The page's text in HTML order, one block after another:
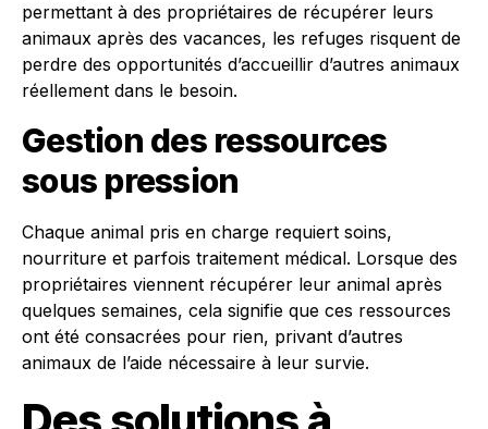
permettant à des propriétaires de récupérer leurs
animaux après des vacances, les refuges risquent de
perdre des opportunités d’accueillir d’autres animaux
réellement dans le besoin.
Gestion des ressources
sous pression
Chaque animal pris en charge requiert soins,
nourriture et parfois traitement médical. Lorsque des
propriétaires viennent récupérer leur animal après
quelques semaines, cela signifie que ces ressources
ont été consacrées pour rien, privant d’autres
animaux de l’aide nécessaire à leur survie.